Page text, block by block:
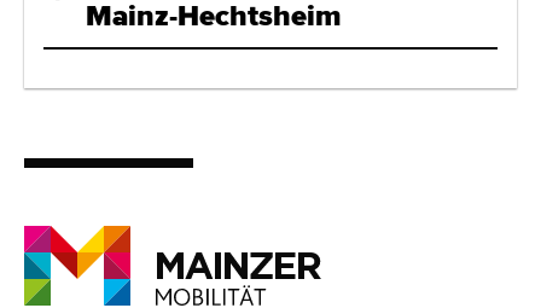
Mainz-Hechtsheim